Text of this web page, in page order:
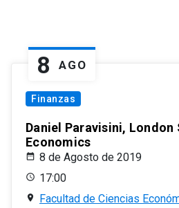
8 AGO
Finanzas
Daniel Paravisini,
Economics
8 de Agosto de 2019
17:00
Facultad de Ciencias